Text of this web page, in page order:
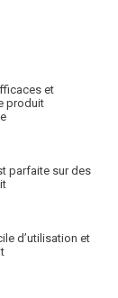
et
produit
parfaite sur des
d’utilisation et